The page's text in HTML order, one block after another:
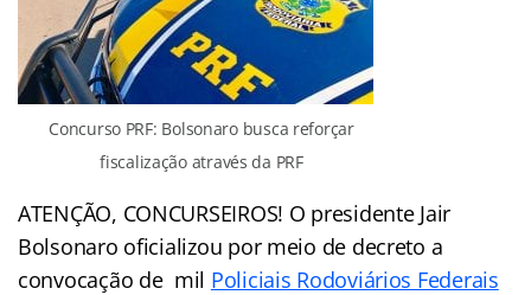
Concurso PRF: Bolsonaro busca reforçar
fiscalização através da PRF
ATENÇÃO, CONCURSEIROS! O presidente Jair
Bolsonaro oficializou por meio de decreto a
convocação de mil Policiais Rodoviários Federais